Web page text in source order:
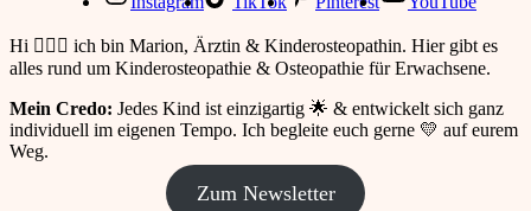
Hi 🙋🏻‍♀️ ich bin Marion, Ärztin & Kinderosteopathin. Hier gibt es
alles rund um Kinderosteopathie & Osteopathie für Erwachsene.
Mein Credo: Jedes Kind ist einzigartig 🌟 & entwickelt sich ganz
individuell im eigenen Tempo. Ich begleite euch gerne 💛 auf eurem
Weg.
Zum Newsletter